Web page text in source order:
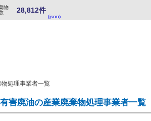
物
28,812件
(json)
処理事業者一覧
害廃油の産業廃棄物処理事業者一覧